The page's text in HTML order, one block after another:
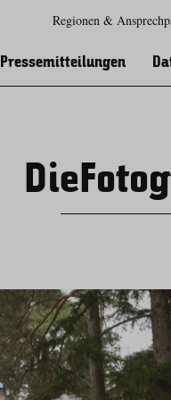
Pressemitteilungen
Regionen &